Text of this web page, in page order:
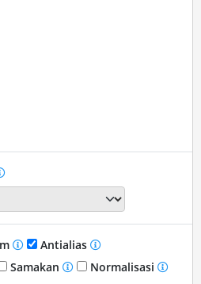
Antialias
Samakan
Normalisasi